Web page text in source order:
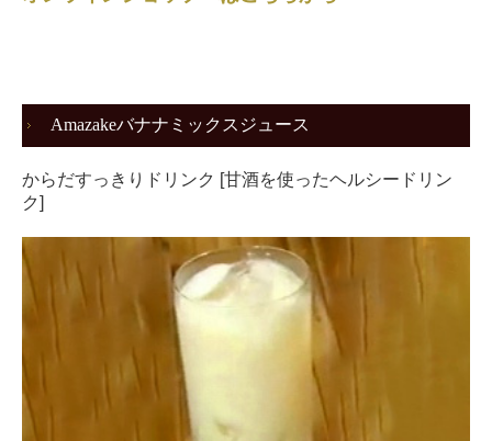
Amazakeバナナミックスジュース
からだすっきりドリンク [甘酒を使ったヘルシードリン
ク]